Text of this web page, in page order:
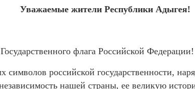
Уважаемые жители Республики Адыгея!
флага Российской Федерации!
символов российской государственности,
нашей страны, ее великую